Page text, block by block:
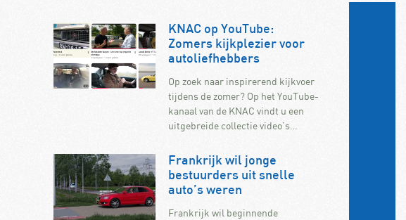
KNAC op YouTube:
Zomers kijkplezier voor
autoliefhebbers
Op zoek naar inspirerend kijkvoer
tijdens de zomer? Op het YouTube-
kanaal van de KNAC vindt u een
uitgebreide collectie video’s…
Frankrijk wil jonge
bestuurders uit snelle
auto’s weren
Frankrijk wil beginnende